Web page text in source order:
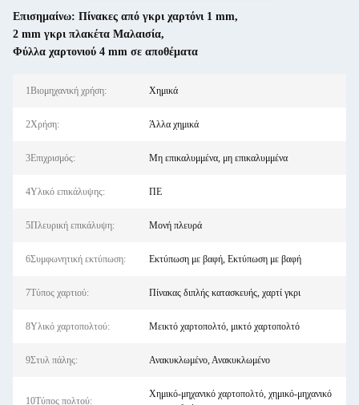
Επισημαίνω: Πίνακες από γκρι χαρτόνι 1 mm,
2 mm γκρι πλακέτα Μαλαισία,
Φύλλα χαρτονιού 4 mm σε αποθέματα
1Βιομηχανική χρήση: Χημικά
2Χρήση: Άλλα χημικά
3Επιχρισμός: Μη επικαλυμμένα, μη επικαλυμμένα
4Υλικό επικάλυψης: ΠΕ
5Πλευρική επικάλυψη: Μονή πλευρά
6Συμφωνητική εκτύπωση: Εκτύπωση με βαφή, Εκτύπωση με βαφή
7Τύπος χαρτιού: Πίνακας διπλής κατασκευής, χαρτί γκρι
8Υλικό χαρτοπολτού: Μεικτό χαρτοπολτό, μικτό χαρτοπολτό
9Στυλ πάλης: Ανακυκλωμένο, Ανακυκλωμένο
10Τύπος πολτού:
Χημικό-μηχανικό χαρτοπολτό, χημικό-μηχανικό